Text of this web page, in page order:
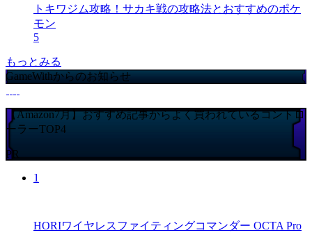
トキワジム攻略！サカキ戦の攻略法とおすすめのポケ
モン
5
もっとみる
GameWithからのお知らせ
【Amazon7月】おすすめ記事からよく買われているコントロ
ーラーTOP4
PR
1
HORIワイヤレスファイティングコマンダー OCTA Pro